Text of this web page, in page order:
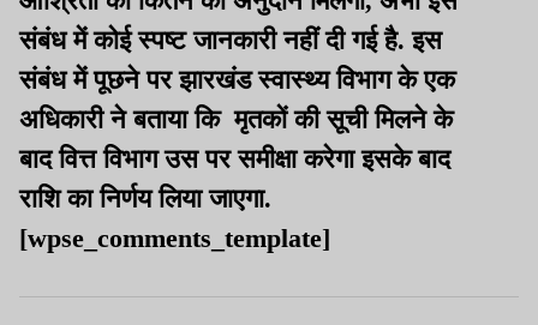
संबंध में कोई स्पष्ट जानकारी नहीं दी गई है. इस
संबंध में पूछने पर झारखंड स्वास्थ्य विभाग के एक
अधिकारी ने बताया कि मृतकों की सूची मिलने के
बाद वित्त विभाग उस पर समीक्षा करेगा इसके बाद
राशि का निर्णय लिया जाएगा.
[wpse_comments_template]